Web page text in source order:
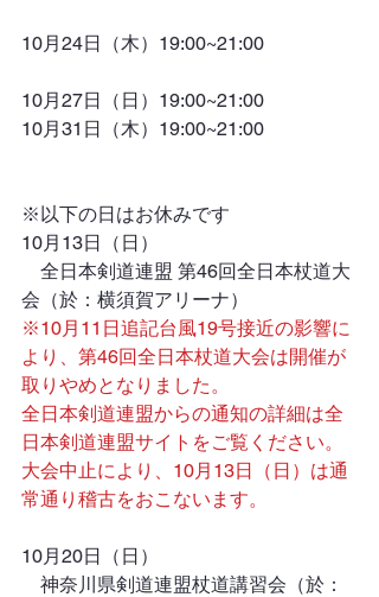
10月24日（木）19:00~21:00
10月27日（日）19:00~21:00
10月31日（木）19:00~21:00
※以下の日はお休みです
10月13日（日）
全日本剣道連盟 第46回全日本杖道大
会（於：横須賀アリーナ）
※10月11日追記台風19号接近の影響に
より、第46回全日本杖道大会は開催が
取りやめとなりました。
全日本剣道連盟からの通知の詳細は全
日本剣道連盟サイト をご覧ください。
大会中止により、10月13日（日）は通
常通り稽古をおこないます。
10月20日（日）
神奈川県剣道連盟杖道講習会（於：